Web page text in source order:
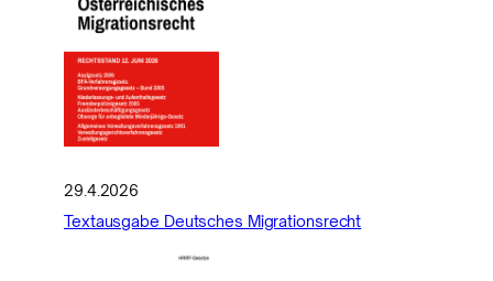
29.4.2026
Textausgabe Deutsches Migrationsrecht